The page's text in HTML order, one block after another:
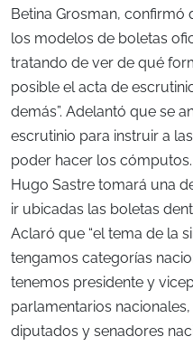
Betina Grosman, confirmó
los modelos de boletas
tratando de ver de qué
posible el acta de
demás”. Adelantó que se
escrutinio para instruir a
poder hacer los
Hugo Sastre tomará una
ir ubicadas las boletas
Aclaró que “el tema de la
tengamos categorías
tenemos presidente y
parlamentarios
diputados y senadores